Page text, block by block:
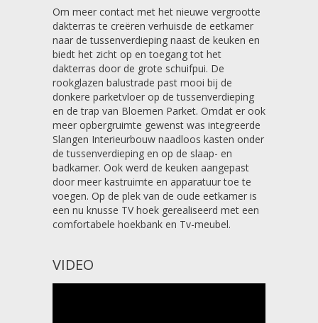
Om meer contact met het nieuwe vergrootte
dakterras te creëren verhuisde de eetkamer
naar de tussenverdieping naast de keuken en
biedt het zicht op en toegang tot het
dakterras door de grote schuifpui. De
rookglazen balustrade past mooi bij de
donkere parketvloer op de tussenverdieping
en de trap van Bloemen Parket. Omdat er ook
meer opbergruimte gewenst was integreerde
Slangen Interieurbouw naadloos kasten onder
de tussenverdieping en op de slaap- en
badkamer. Ook werd de keuken aangepast
door meer kastruimte en apparatuur toe te
voegen. Op de plek van de oude eetkamer is
een nu knusse TV hoek gerealiseerd met een
comfortabele hoekbank en Tv-meubel.
VIDEO